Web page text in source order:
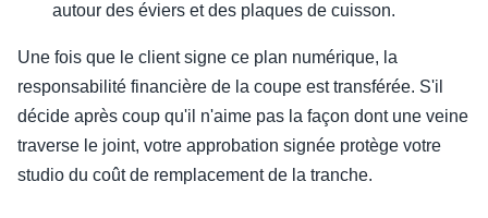
autour des éviers et des plaques de cuisson.
Une fois que le client signe ce plan numérique, la
responsabilité financière de la coupe est transférée. S'il
décide après coup qu'il n'aime pas la façon dont une veine
traverse le joint, votre approbation signée protège votre
studio du coût de remplacement de la tranche.